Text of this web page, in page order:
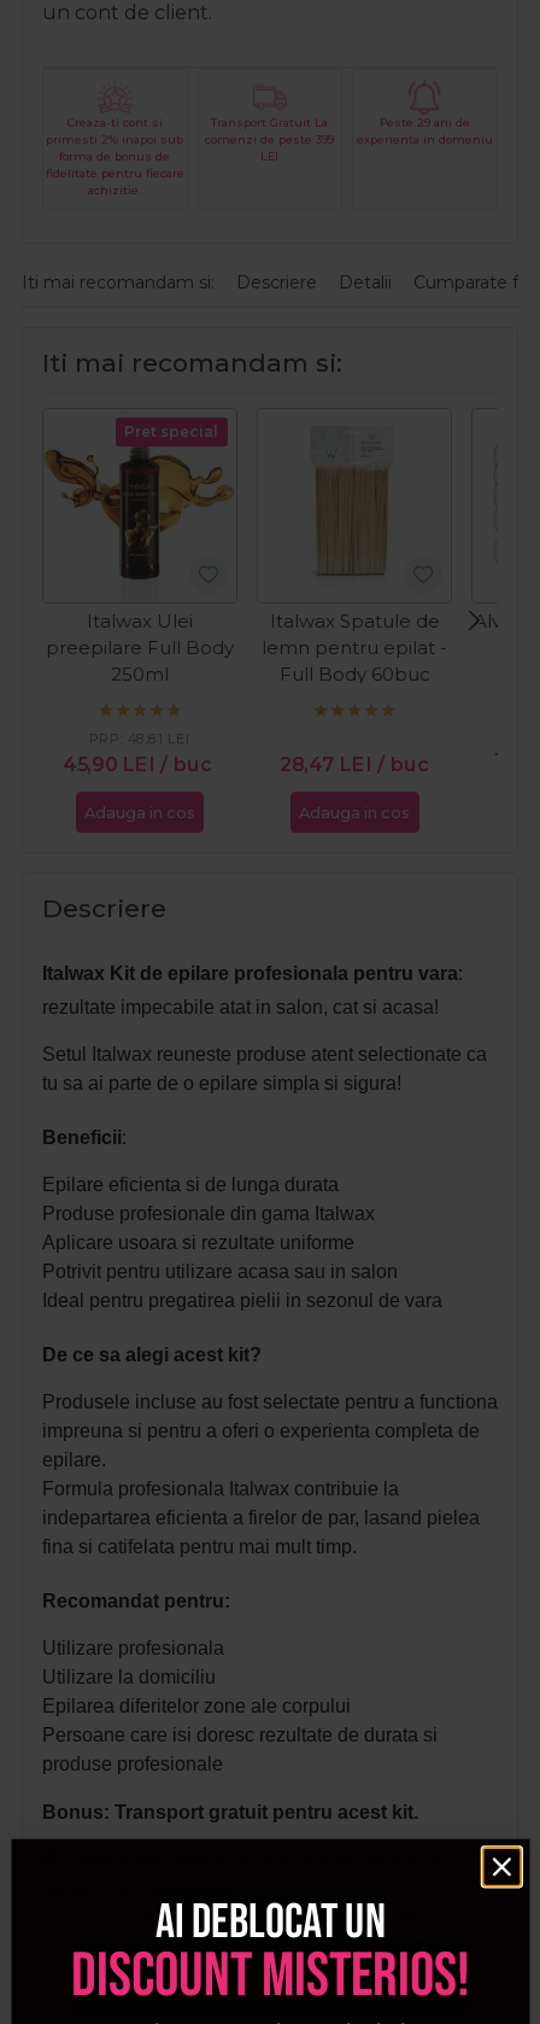
un cont de client.
Creaza-ti cont si
primesti 2% inapoi sub
forma de bonus de
fidelitate pentru fiecare
achizitie.
Transport Gratuit La
comenzi de peste 399
LEI
Peste 29 ani de
experienta in domeniu
Iti mai recomandam si: Descriere Detalii Cumparate
Iti mai recomandam si:
Pret special
Italwax Ulei
preepilare Full Body
250ml
45,90 LEI / buc
PRP: 48,81 LEI
Adauga in cos
Italwax Spatule de
lemn pentru epilat -
Full Body 60buc
28,47 LEI / buc
Adauga in cos
Descriere
Italwax Kit de epilare profesionala pentru vara:
rezultate impecabile atat in salon, cat si acasa!
Setul Italwax reuneste produse atent selectionate ca
tu sa ai parte de o epilare simpla si sigura!
Beneficii:
Epilare eficienta si de lunga durata
Produse profesionale din gama Italwax
Aplicare usoara si rezultate uniforme
Potrivit pentru utilizare acasa sau in salon
Ideal pentru pregatirea pielii in sezonul de vara
De ce sa alegi acest kit?
Produsele incluse au fost selectate pentru a functiona
impreuna si pentru a oferi o experienta completa de
epilare.
Formula profesionala Italwax contribuie la
indepartarea eficienta a firelor de par, lasand pielea
fina si catifelata pentru mai mult timp.
Recomandat pentru:
Utilizare profesionala
Utilizare la domiciliu
Epilarea diferitelor zone ale corpului
Persoane care isi doresc rezultate de durata si
produse profesionale
Bonus: Transport gratuit pentru acest kit.
📜Declaratie de conformitate ProCosmetic.
✅Procosmetic este distribuitor autorizat Italwax.
Ai deblocat un
discount misterios!